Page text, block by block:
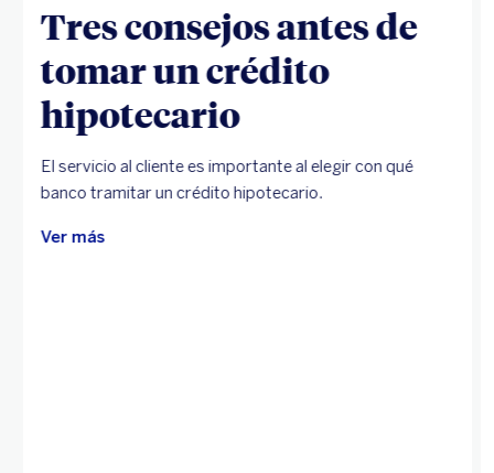
Tres consejos antes de
tomar un crédito
hipotecario
El servicio al cliente es importante al elegir con qué
banco tramitar un crédito hipotecario.
Ver más